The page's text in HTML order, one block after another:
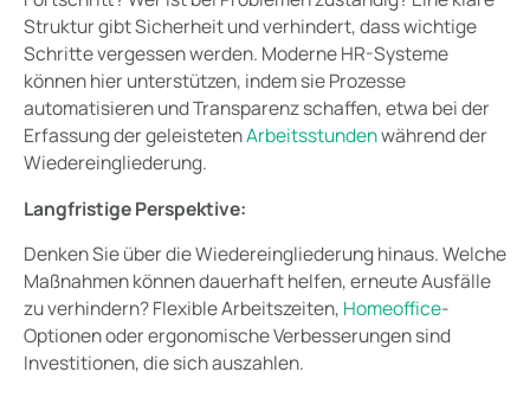
Struktur gibt Sicherheit und verhindert, dass wichtige
Schritte vergessen werden. Moderne HR-Systeme
können hier unterstützen, indem sie Prozesse
automatisieren und Transparenz schaffen, etwa bei der
Erfassung der geleistetenArbeitsstundenwährend der
Wiedereingliederung.
Langfristige Perspektive:
Denken Sie über die Wiedereingliederung hinaus. Welche
Maßnahmen können dauerhaft helfen, erneute Ausfälle
zu verhindern? Flexible Arbeitszeiten, Homeoffice-
Optionen oder ergonomische Verbesserungen sind
Investitionen, die sich auszahlen.